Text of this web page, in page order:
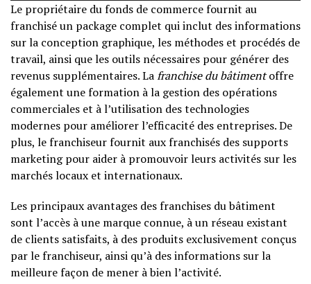
Le propriétaire du fonds de commerce fournit au
franchisé un package complet qui inclut des informations
sur la conception graphique, les méthodes et procédés de
travail, ainsi que les outils nécessaires pour générer des
revenus supplémentaires. Lafranchise du bâtimentoffre
également une formation à la gestion des opérations
commerciales et à l’utilisation des technologies
modernes pour améliorer l’efficacité des entreprises. De
plus, le franchiseur fournit aux franchisés des supports
marketing pour aider à promouvoir leurs activités sur les
marchés locaux et internationaux.
Les principaux avantages des franchises du bâtiment
sont l’accès à une marque connue, à un réseau existant
de clients satisfaits, à des produits exclusivement conçus
par le franchiseur, ainsi qu’à des informations sur la
meilleure façon de mener à bien l’activité.